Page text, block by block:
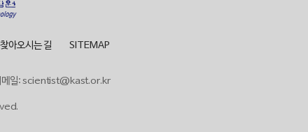
찾아오시는 길 SITEMAP
메일: scientist@kast.or.kr